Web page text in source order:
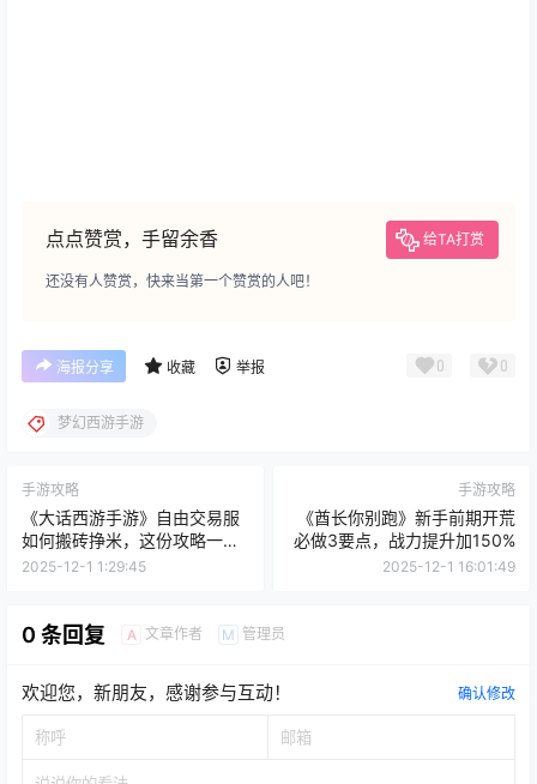
点点赞赏，手留余香 给TA打赏
还没有人赞赏，快来当第一个赞赏的人吧！
海报分享 收藏 举报 0 0
梦幻西游手游
手游攻略
《大话西游手游》自由交易服
如何搬砖挣米，这份攻略一定
不要错过
2025-12-1 1:29:45
手游攻略
《酋长你别跑》新手前期开荒
必做3要点，战力提升加150%
2025-12-1 16:01:49
0 条回复 A 文章作者 M 管理员
欢迎您，新朋友，感谢参与互动！ 确认修改